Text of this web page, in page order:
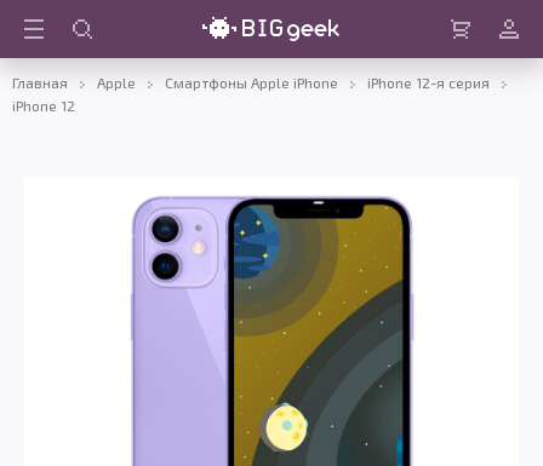
Войти
Главная Apple Смартфоны Apple iPhone
iPhone 12-я серия
iPhone 12